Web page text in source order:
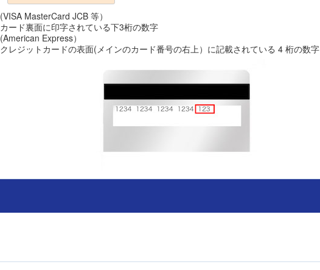
(VISA MasterCard JCB 等）
カード裏面に印字されている下3桁の数字
(American Express）
クレジットカードの表面(メインのカード番号の右上）に記載されている 4 桁の数字